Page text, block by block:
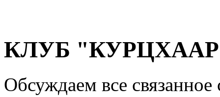
КЛУБ "КУРЦХААР"
Обсуждаем все